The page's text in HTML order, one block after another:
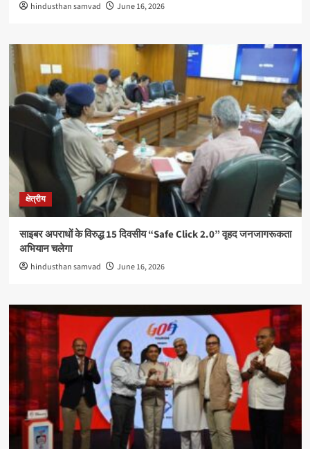
hindusthan samvad June 16, 2026
क्षेत्रीय
साइबर अपराधों के विरुद्ध 15 दिवसीय “Safe Click 2.0” वृहद जनजागरूकता
अभियान चलेगा
hindusthan samvad June 16, 2026